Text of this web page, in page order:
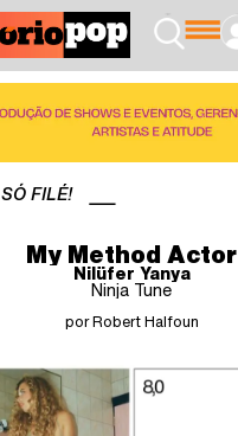
SÓ FILÉ!
My Method Actor
Nilüfer Yanya
Ninja Tune
por Robert Halfoun